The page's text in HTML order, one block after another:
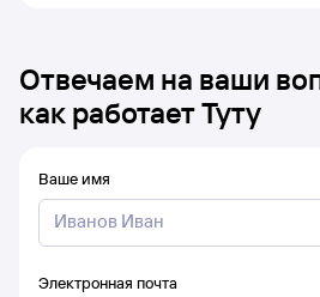
Отвечаем на ваши
как работает Туту
Ваше имя
Электронная почта